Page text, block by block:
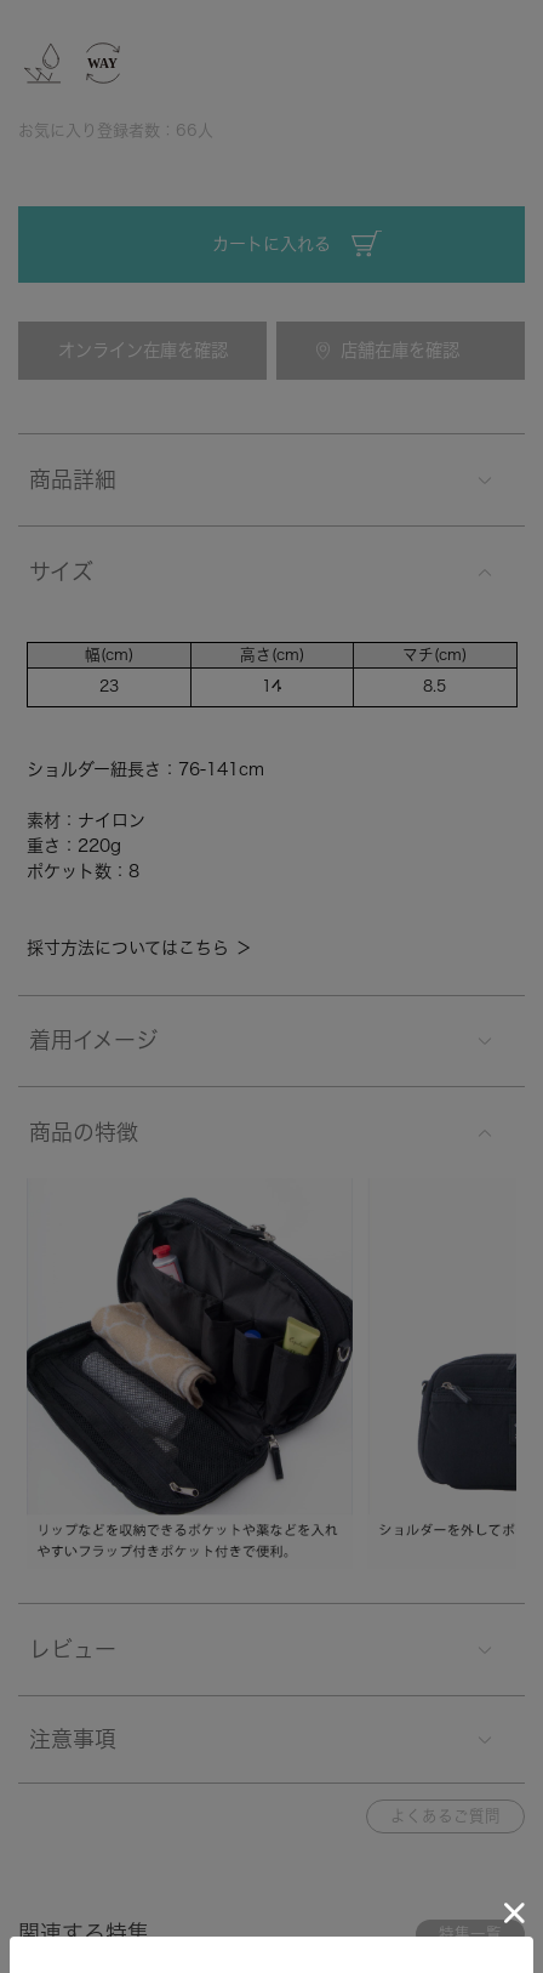
お気に入り登録者数： 66 人
カートに入れる
オンライン在庫を確認 店舗在庫を確認
商品詳細
サイズ
幅(cm)
23
高さ(cm)
14
マチ(cm)
8.5
ショルダー紐長さ：76-141cm
素材：ナイロン
重さ：220g
ポケット数：8
採寸方法についてはこちら ＞
着用イメージ
商品の特徴
レビュー
注意事項
よくあるご質問
関連する特集 特集一覧